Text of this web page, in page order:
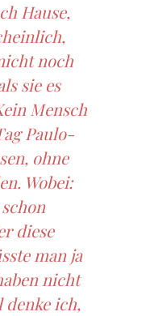
Hause,
noch
sie es
Mensch
Paulo-
ohne
Wobei:
diese
man ja
nicht
ich,